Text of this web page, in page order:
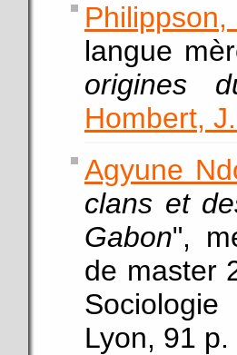
langue
origines
Hombert,
Agyune
clans et
Gabon",
de master
Lyon, 91